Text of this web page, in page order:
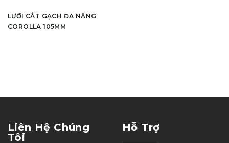
LƯỠI CẮT GẠCH ĐA NĂNG
COROLLA 105MM
Liên Hệ Chúng
Tôi
Hỗ Trợ